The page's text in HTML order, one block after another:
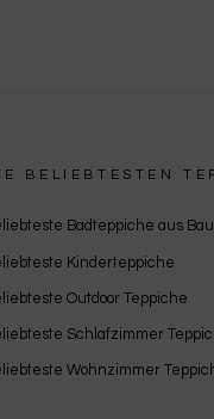
BELIEBTESTEN
Badteppiche aus
Kinderteppiche
Outdoor Teppiche
Schlafzimmer
Wohnzimmer